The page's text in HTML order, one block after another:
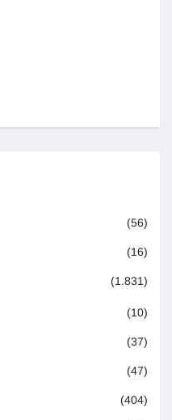
(56)
(16)
(1.831)
(10)
(37)
(47)
(404)